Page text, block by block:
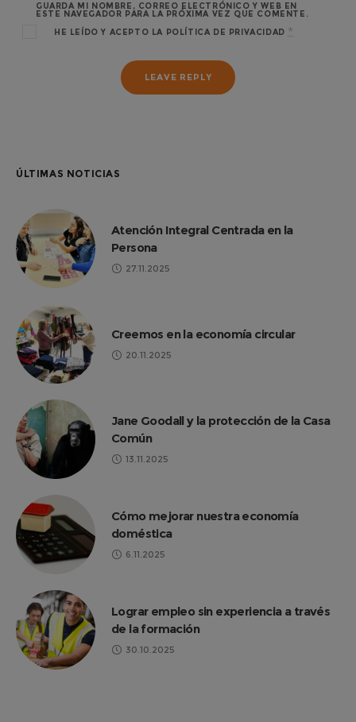
GUARDA MI NOMBRE, CORREO ELECTRÓNICO Y WEB EN
ESTE NAVEGADOR PARA LA PRÓXIMA VEZ QUE COMENTE.
HE LEÍDO Y ACEPTO LA POLÍTICA DE PRIVACIDAD *
ÚLTIMAS NOTICIAS
Atención Integral Centrada en la
Persona
27.11.2025
Creemos en la economía circular
20.11.2025
Jane Goodall y la protección de la Casa
Común
13.11.2025
Cómo mejorar nuestra economía
doméstica
6.11.2025
Lograr empleo sin experiencia a través
de la formación
30.10.2025